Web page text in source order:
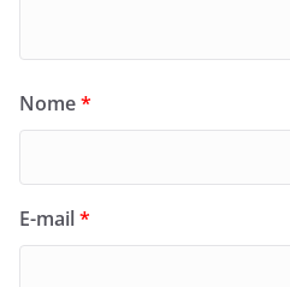
Nome*
E-mail*